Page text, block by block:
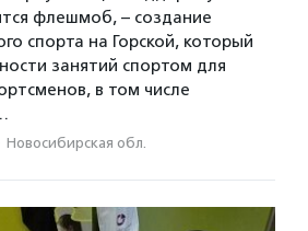
флешмоб, – создание
спорта на Горской, который
занятий спортом для
в том числе
Новосибирская обл.